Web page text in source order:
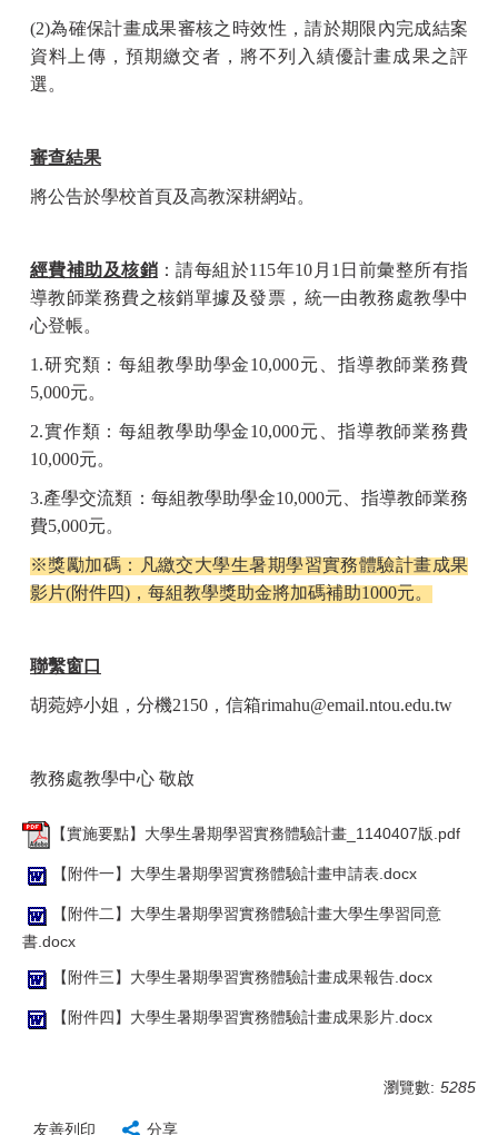
(2)為確保計畫成果審核之時效性，請於期限內完成結案
資料上傳，預期繳交者，將不列入績優計畫成果之評
選。
審查結果
將公告於學校首頁及高教深耕網站。
經費補助及核銷 ：請每組於115年10 月 1 日前彙整所有指
導教師業務費之核銷單據及發票，統一由教務處教學中
心登帳。
1.研究類：每組教學助學金10,000元、指導教師業務費
5,000元。
2.實作類：每組教學助學金10,000元、指導教師業務費
10,000元。
3.產學交流類：每組教學助學金10,000元、指導教師業務
費5,000元。
※獎勵加碼：凡繳交大學生暑期學習實務體驗計畫成果
影片(附件四) ，每組教學獎助金將加碼補助1000元。
聯繫窗口
胡菀婷小姐，分機2150 ，信箱rimahu@email.ntou.edu.tw
教務處教學中心 敬啟
【實施要點】大學生暑期學習實務體驗計畫_1140407版.pdf
【附件一】大學生暑期學習實務體驗計畫申請表.docx
【附件二】大學生暑期學習實務體驗計畫大學生學習同意
書.docx
【附件三】大學生暑期學習實務體驗計畫成果報告.docx
【附件四】大學生暑期學習實務體驗計畫成果影片.docx
瀏覽數: 5285
友善列印 分享